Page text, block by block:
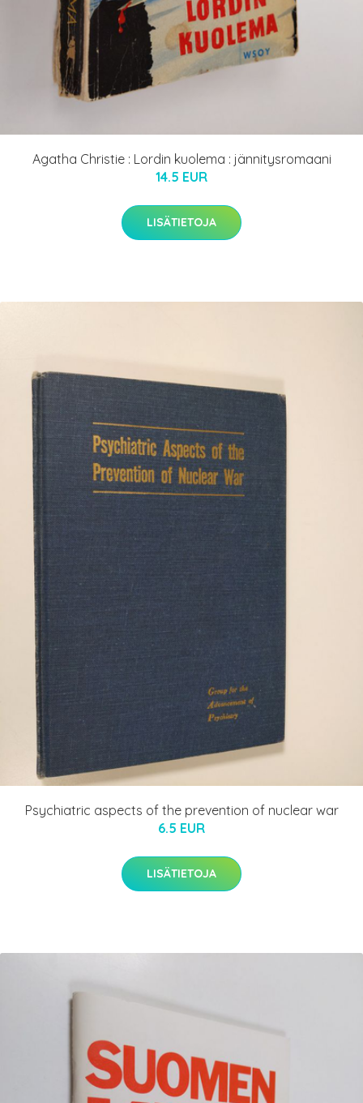
Agatha Christie : Lordin kuolema : jännitysromaani
14.5 EUR
LISÄTIETOJA
Psychiatric aspects of the prevention of nuclear war
6.5 EUR
LISÄTIETOJA